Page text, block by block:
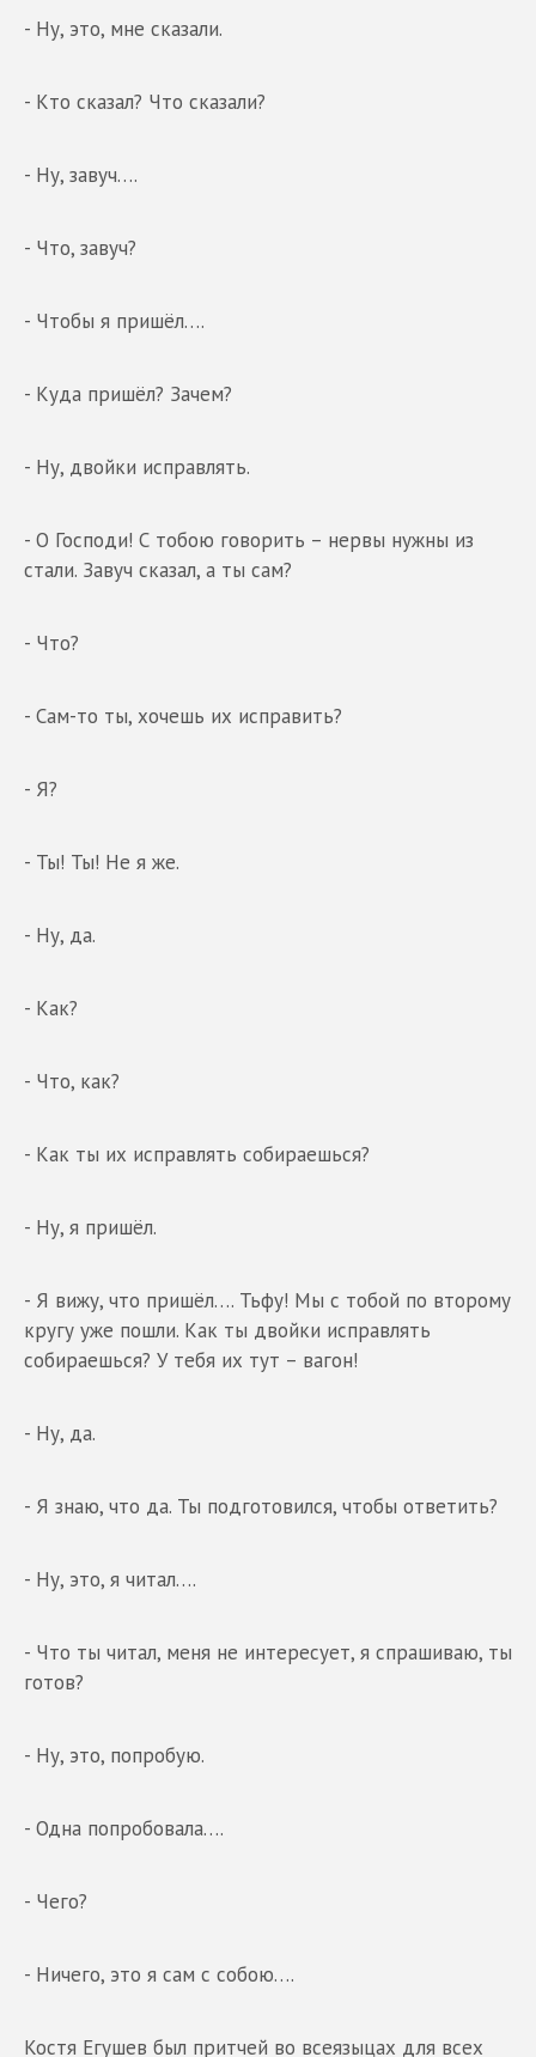
- Ну, это, мне сказали.
- Кто сказал? Что сказали?
- Ну, завуч….
- Что, завуч?
- Чтобы я пришёл….
- Куда пришёл? Зачем?
- Ну, двойки исправлять.
- О Господи! С тобою говорить – нервы нужны из
стали. Завуч сказал, а ты сам?
- Что?
- Сам-то ты, хочешь их исправить?
- Я?
- Ты! Ты! Не я же.
- Ну, да.
- Как?
- Что, как?
- Как ты их исправлять собираешься?
- Ну, я пришёл.
- Я вижу, что пришёл…. Тьфу! Мы с тобой по второму
кругу уже пошли. Как ты двойки исправлять
собираешься? У тебя их тут – вагон!
- Ну, да.
- Я знаю, что да. Ты подготовился, чтобы ответить?
- Ну, это, я читал….
- Что ты читал, меня не интересует, я спрашиваю, ты
готов?
- Ну, это, попробую.
- Одна попробовала….
- Чего?
- Ничего, это я сам с собою….
Костя Егушев был притчей во всеязыцах для всех